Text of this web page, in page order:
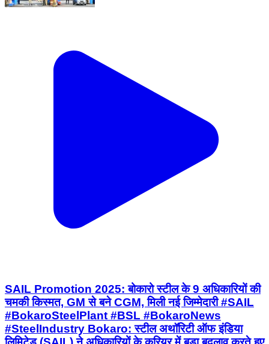
SAIL Promotion 2025: बोकारो स्टील के 9 अधिकारियों की
चमकी किस्मत, GM से बने CGM, मिली नई जिम्मेदारी #SAIL
E-7 से E-8 ग्रेड में पदोन्नति की घोषणा की है। 30 जून 2025
से प्रभावी इस प्रमोशन सूची में बोकारो स्टील प्लांट (BSL) के 9
महाप्रबंधकों (GM) को चीफ जनरल मैनेजर (CGM) के पद पर
प्रोन्नति दी गई है। पूरी रिपोर्ट पढ़ने के लिए दिए गए इस लिंक में
क्लिक करें -